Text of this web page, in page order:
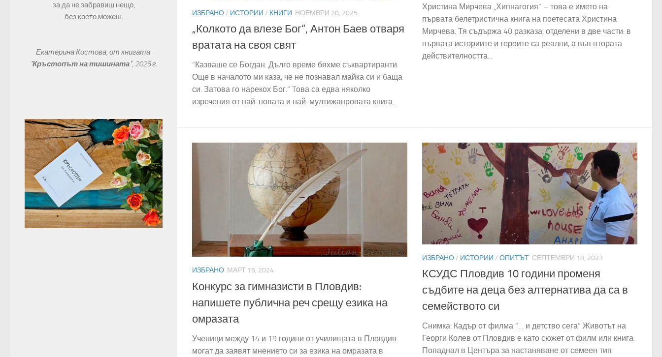
ИЗБРАНО/ ИСТОРИИ / КНИГИ НОЕМВРИ 20, 2025
„Колкото да влезе Бог“, Антон Баев отваря
вратата на своя свят
“Казваше се Богдан. Дълго време бяхме съквартиранти.
Още в началото ми каза, че не познавал майка си и баща
си. Затова го нарекох Бог.” Tова са едва няколко
изречения от най-новата и най-мултижанровата книга...
Христина Мирчева „Хипнагогия“ – това е името на
първата белетристична книга на поетесата Христина
Мирчева. Тя съдържа 40 разказа, отделени в две части: в
първата историите и героите са реални, а във втората
действителността...
ИЗБРАНО МАРТ 16, 2024
Конкурс за гимназисти в Пловдив:
напишете публична реч срещу езика на
омразата
Ученици между 14 и 19 години от училищата в Пловдив
могат да заявят мнението си за езика на омразата в
ИЗБРАНО/ ИСТОРИИ / ОПИТЪТ СЕПТЕМВРИ 18, 2023
КСУДС Пловдив 10 години променя
съдбите на деца без алтернатива да са в
семейството си
Снимка: Кадър от филма “… и детство сега” Животът на
Георги Колев от Пловдив е като сюжет от филм или книга.
Попаднал в Центъра за настаняване от семеен тип
за да не забравиш нещо,
без което можеш.
Екатерина Костова, от книгата
"Кръстопът на тишината", 2023 г.